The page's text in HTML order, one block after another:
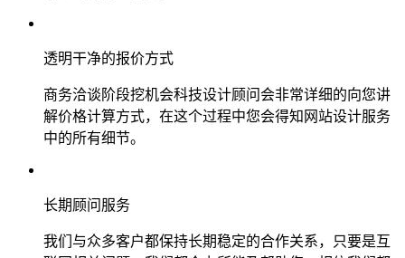
透明干净的报价方式
商务洽谈阶段挖机会科技设计顾问会非常详细的向您讲
解价格计算方式，在这个过程中您会得知网站设计服务
中的所有细节。
长期顾问服务
我们与众多客户都保持长期稳定的合作关系，只要是互